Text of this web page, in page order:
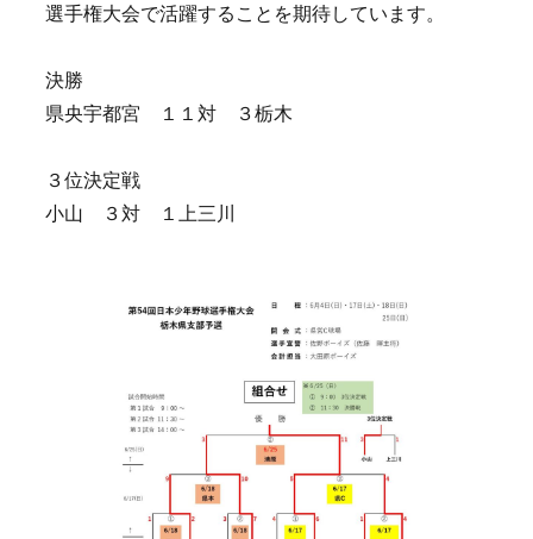
選手権大会で活躍することを期待しています。
決勝
県央宇都宮 １１対 ３栃木
３位決定戦
小山 ３対 １上三川